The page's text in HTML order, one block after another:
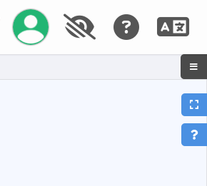
Gestisci il tuo account